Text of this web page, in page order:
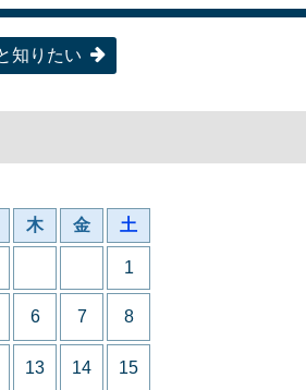
知りたい
木 金 土
1
6 7 8
13 14 15